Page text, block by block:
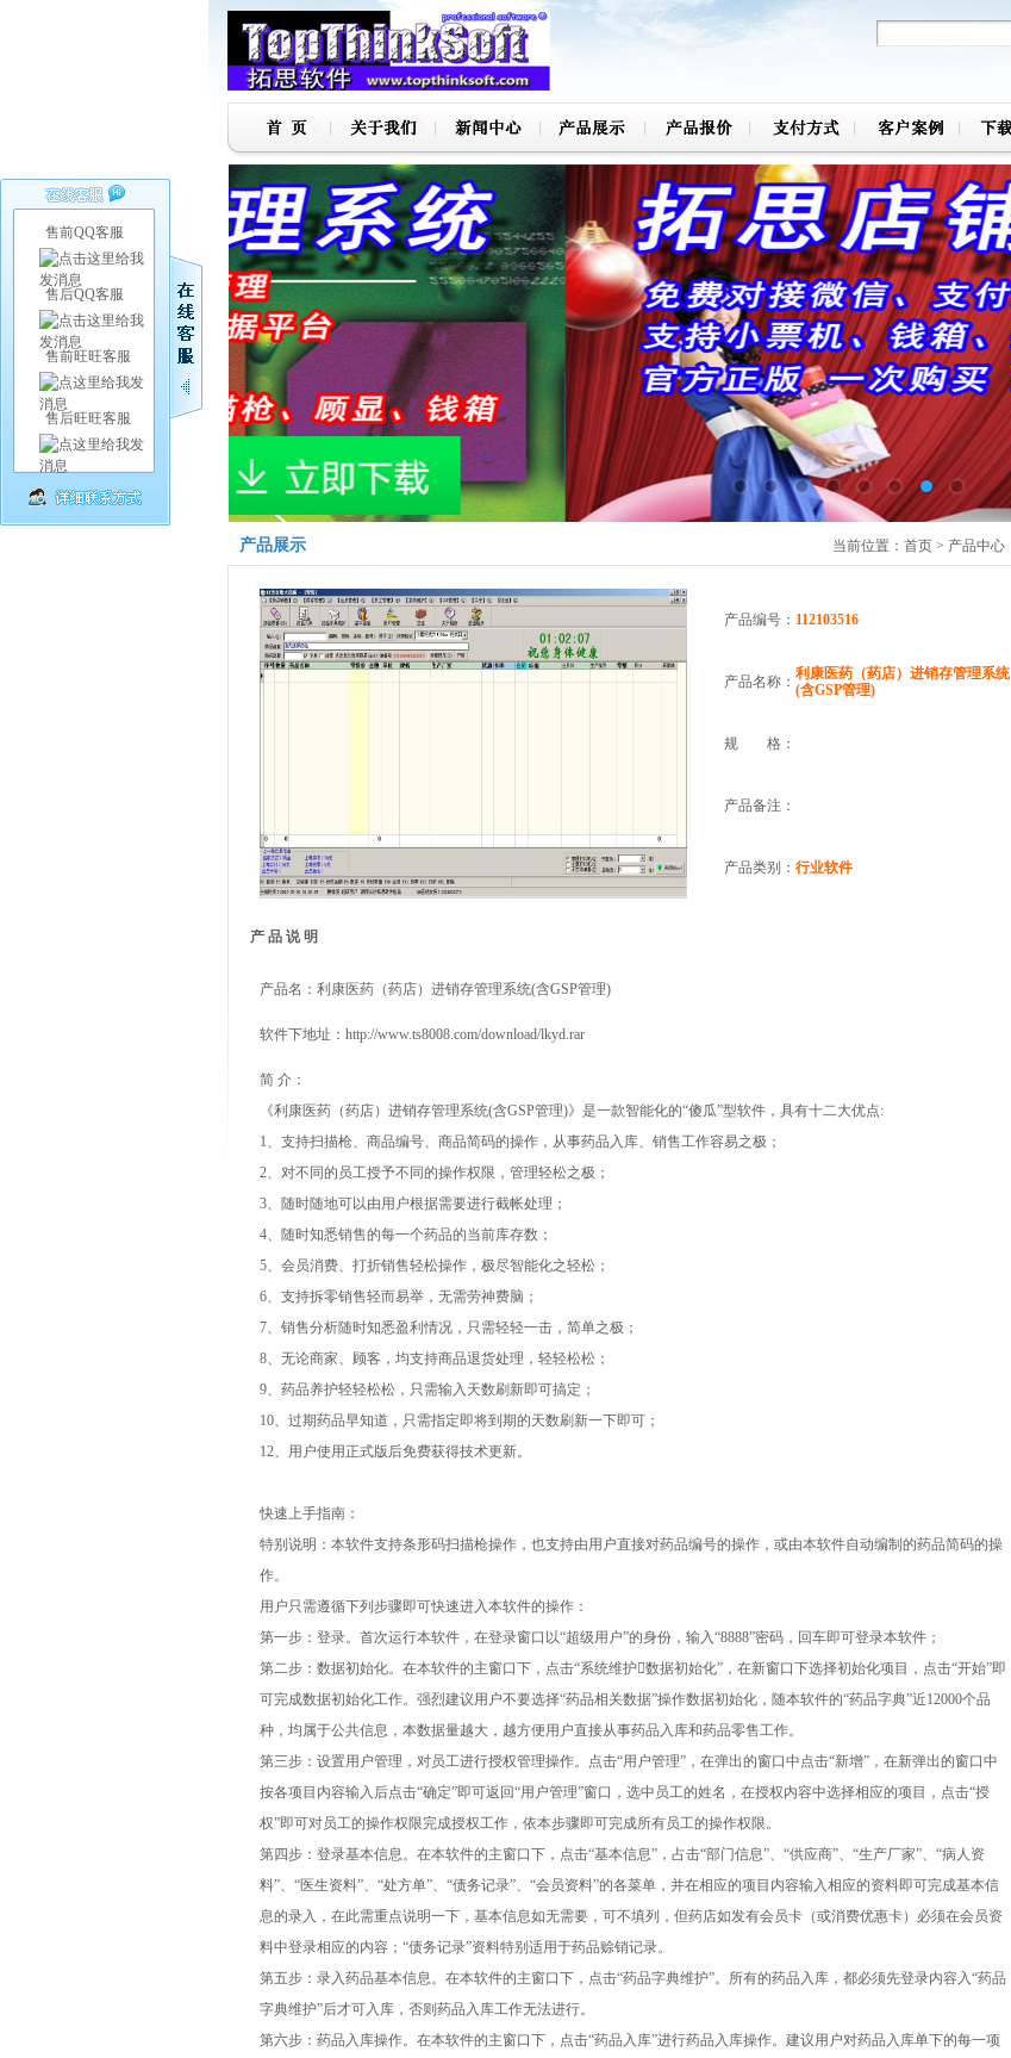
8
产品展示 当前位置：首页 > 产品中心
产品编号： 112103516
产品名称： 利康医药（药店）进销存管理系统
(含GSP管理)
规 格：
产品备注：
产品类别： 行业软件
产 品 说 明
产品名： 利康医药（药店）进销存管理系统(含GSP管理)
软件下地址： http://www.ts8008.com/download/lkyd.rar
简 介：
《利康医药（药店）进销存管理系统(含GSP管理)》是一款智能化的“傻瓜”型软件，具有十二大优点:
1、支持扫描枪、商品编号、商品简码的操作，从事药品入库、销售工作容易之极；
2、对不同的员工授予不同的操作权限，管理轻松之极；
3、随时随地可以由用户根据需要进行截帐处理；
4、随时知悉销售的每一个药品的当前库存数；
5、会员消费、打折销售轻松操作，极尽智能化之轻松；
6、支持拆零销售轻而易举，无需劳神费脑；
7、销售分析随时知悉盈利情况，只需轻轻一击，简单之极；
8、无论商家、顾客，均支持商品退货处理，轻轻松松；
9、药品养护轻轻松松，只需输入天数刷新即可搞定；
10、过期药品早知道，只需指定即将到期的天数刷新一下即可；
12、用户使用正式版后免费获得技术更新。
快速上手指南：
特别说明：本软件支持条形码扫描枪操作，也支持由用户直接对药品编号的操作，或由本软件自动编制的药品简码的操
作。
用户只需遵循下列步骤即可快速进入本软件的操作：
第一步：登录。首次运行本软件，在登录窗口以“超级用户”的身份，输入“8888”密码，回车即可登录本软件；
第二步：数据初始化。在本软件的主窗口下，点击“系统维护数据初始化”，在新窗口下选择初始化项目，点击“开始”即
可完成数据初始化工作。强烈建议用户不要选择“药品相关数据”操作数据初始化，随本软件的“药品字典”近12000个品
种，均属于公共信息，本数据量越大，越方便用户直接从事药品入库和药品零售工作。
第三步：设置用户管理，对员工进行授权管理操作。点击“用户管理”，在弹出的窗口中点击“新增”，在新弹出的窗口中
按各项目内容输入后点击“确定”即可返回“用户管理”窗口，选中员工的姓名，在授权内容中选择相应的项目，点击“授
权”即可对员工的操作权限完成授权工作，依本步骤即可完成所有员工的操作权限。
第四步：登录基本信息。在本软件的主窗口下，点击“基本信息”，占击“部门信息”、“供应商”、“生产厂家”、“病人资
料”、“医生资料”、“处方单”、“债务记录”、“会员资料”的各菜单，并在相应的项目内容输入相应的资料即可完成基本信
息的录入，在此需重点说明一下，基本信息如无需要，可不填列，但药店如发有会员卡（或消费优惠卡）必须在会员资
料中登录相应的内容；“债务记录”资料特别适用于药品赊销记录。
第五步：录入药品基本信息。在本软件的主窗口下，点击“药品字典维护”。所有的药品入库，都必须先登录内容入“药品
字典维护”后才可入库，否则药品入库工作无法进行。
第六步：药品入库操作。在本软件的主窗口下，点击“药品入库”进行药品入库操作。建议用户对药品入库单下的每一项
售前QQ客服
售后QQ客服
售前旺旺客服
售后旺旺客服